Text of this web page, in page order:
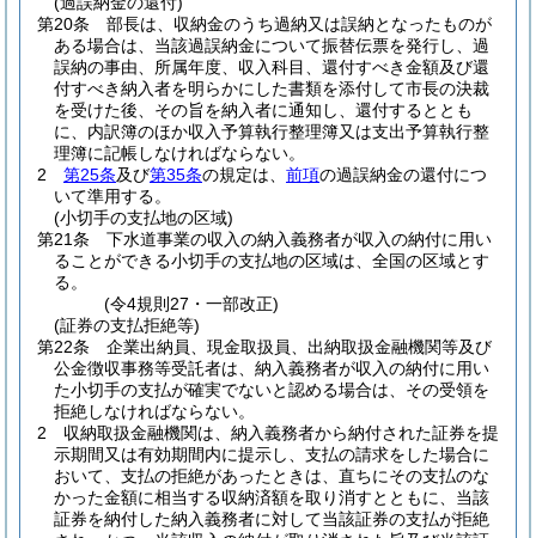
第20条
部長は、収納金のうち過納又は誤納となったものが
ある場合は、当該過誤納金について振替伝票を発行し、過
誤納の事由、所属年度、収入科目、還付すべき金額及び還
付すべき納入者を明らかにした書類を添付して市長の決裁
を受けた後、その旨を納入者に通知し、還付するととも
に、内訳簿のほか収入予算執行整理簿又は支出予算執行整
理簿に記帳しなければならない。
2
第25条及び第35条の規定は、 前項の過誤納金の還付につ
いて準用する。
(小切手の支払地の区域)
第21条
下水道事業の収入の納入義務者が収入の納付に用い
ることができる小切手の支払地の区域は、全国の区域とす
る。
(令4規則27・一部改正)
(証券の支払拒絶等)
第22条
企業出納員、現金取扱員、出納取扱金融機関等及び
公金徴収事務等受託者は、納入義務者が収入の納付に用い
た小切手の支払が確実でないと認める場合は、その受領を
拒絶しなければならない。
2
収納取扱金融機関は、納入義務者から納付された証券を提
示期間又は有効期間内に提示し、支払の請求をした場合に
おいて、支払の拒絶があったときは、直ちにその支払のな
かった金額に相当する収納済額を取り消すとともに、当該
証券を納付した納入義務者に対して当該証券の支払が拒絶